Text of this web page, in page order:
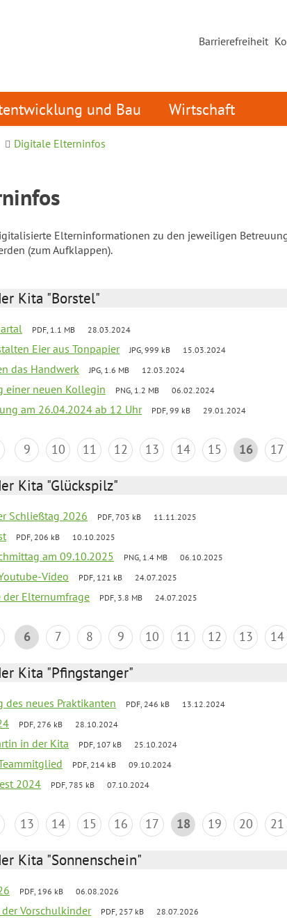
Barrierefreiheit
und Bau Wirtschaft
Digitale Elterninfos
Elterninformationen zu den jeweiligen
(zum Aufklappen).
Kita "Borstel"
PDF, 1.1 MB 28.03.2024
Eier aus Tonpapier JPG, 999 kB 15.03.2024
das Handwerk JPG, 1.6 MB 12.03.2024
einer neuen Kollegin PNG, 1.2 MB 06.02.2024
am 26.04.2024 ab 12 Uhr PDF, 99 kB 29.01.2024
9 10 11 12 13 14 15 16 17
Kita "Glückspilz"
Schließtag 2026 PDF, 703 kB 11.11.2025
PDF, 206 kB 10.10.2025
am 09.10.2025 PNG, 1.4 MB 06.10.2025
Video PDF, 121 kB 24.07.2025
Elternumfrage PDF, 3.8 MB 24.07.2025
6 7 8 9 10 11 12 13 14
Kita "Pfingstanger"
neues Praktikanten PDF, 246 kB 13.12.2024
PDF, 276 kB 28.10.2024
in der Kita PDF, 107 kB 25.10.2024
PDF, 214 kB 09.10.2024
2024 PDF, 785 kB 07.10.2024
13 14 15 16 17 18 19 20 21
Kita "Sonnenschein"
PDF, 196 kB 06.08.2026
Vorschulkinder PDF, 257 kB 28.07.2026